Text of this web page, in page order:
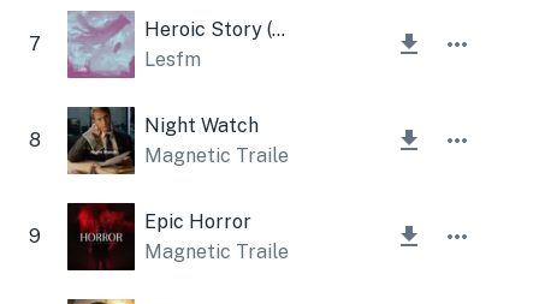
7
Heroic Story (Inspiring Theme)
Lesfm
8
Night Watch
Magnetic Trailer
9
Epic Horror
Magnetic Trailer